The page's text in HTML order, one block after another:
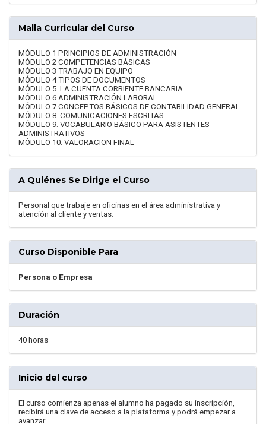
Malla Curricular del Curso
MÓDULO 1 PRINCIPIOS DE ADMINISTRACIÓN
MÓDULO 2 COMPETENCIAS BÁSICAS
MÓDULO 3 TRABAJO EN EQUIPO
MÓDULO 4 TIPOS DE DOCUMENTOS
MÓDULO 5. LA CUENTA CORRIENTE BANCARIA
MÓDULO 6 ADMINISTRACIÓN LABORAL
MÓDULO 7 CONCEPTOS BÁSICOS DE CONTABILIDAD GENERAL
MÓDULO 8. COMUNICACIONES ESCRITAS
MÓDULO 9. VOCABULARIO BÁSICO PARA ASISTENTES
ADMINISTRATIVOS
MÓDULO 10. VALORACION FINAL
A Quiénes Se Dirige el Curso
Personal que trabaje en oficinas en el área administrativa y
atención al cliente y ventas.
Curso Disponible Para
Persona o Empresa
Duración
40 horas
Inicio del curso
El curso comienza apenas el alumno ha pagado su inscripción,
recibirá una clave de acceso a la plataforma y podrá empezar a
avanzar.